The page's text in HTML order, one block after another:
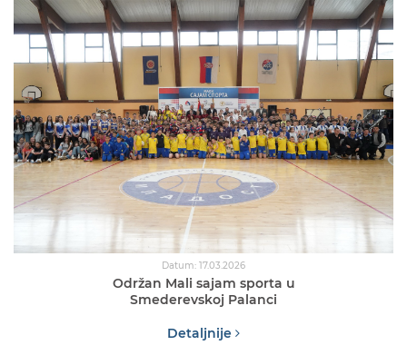
Datum: 17.03.2026
Održan Mali sajam sporta u
Smederevskoj Palanci
Detaljnije